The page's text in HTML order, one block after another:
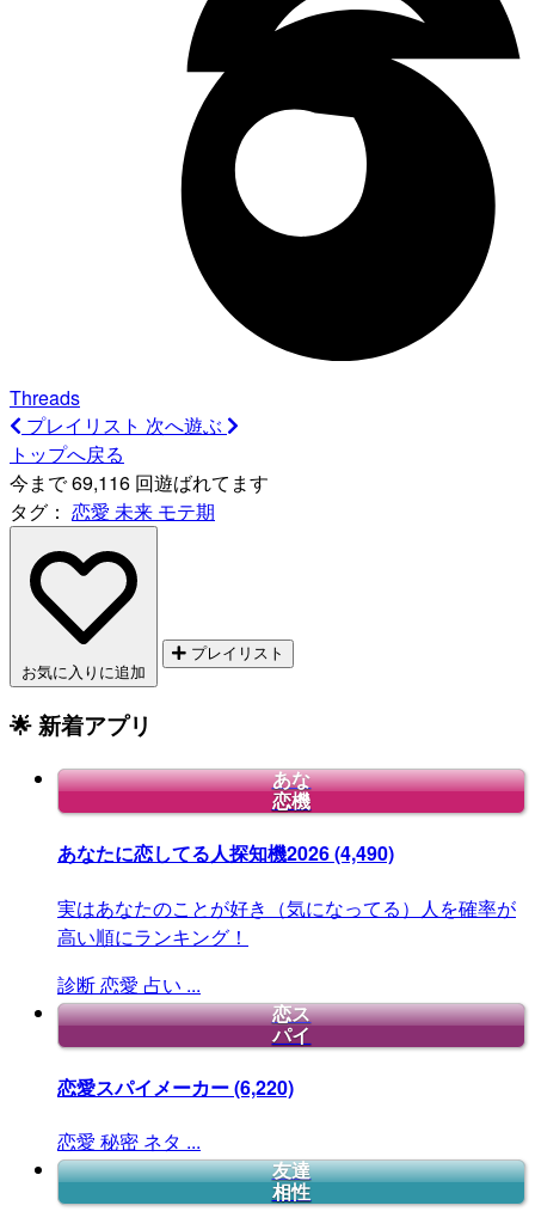
Threads
プレイリスト 次へ遊ぶ
トップへ戻る
今まで 69,116 回遊ばれてます
タグ： 恋愛 未来 モテ期
お気に入りに追加
プレイリスト
🌟 新着アプリ
あな
恋機
あなたに恋してる人探知機2026(4,490)
実はあなたのことが好き（気になってる）人を確率が
高い順にランキング！
診断恋愛 占い ...
恋ス
パイ
恋愛スパイメーカー(6,220)
恋愛 秘密 ネタ ...
友達
相性